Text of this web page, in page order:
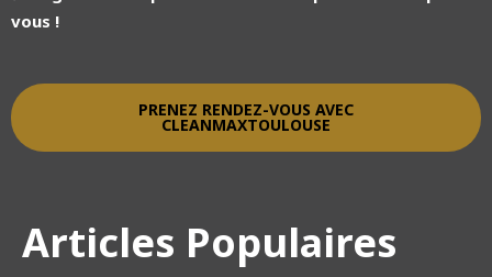
vous !
PRENEZ RENDEZ-VOUS AVEC
CLEANMAXTOULOUSE
Articles Populaires